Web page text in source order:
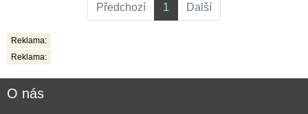
Předchozí 1 Další
Reklama:
Reklama:
O nás